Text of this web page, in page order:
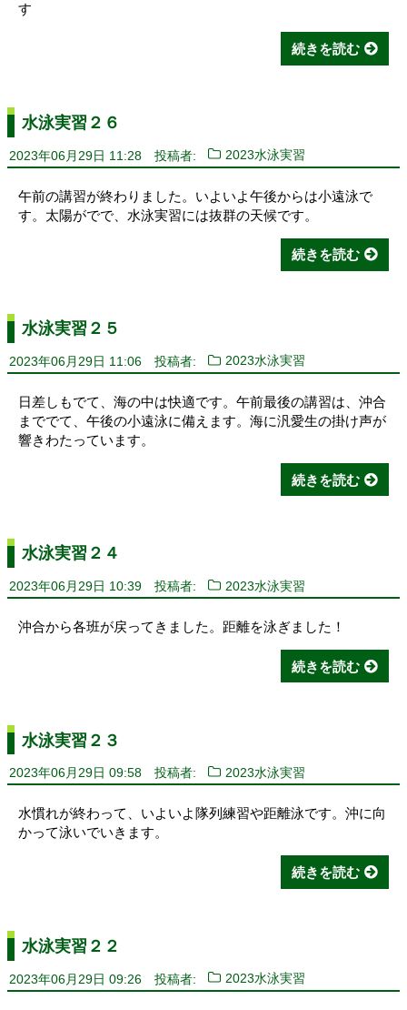
す
続きを読む
水泳実習２６
2023年06月29日 11:28 投稿者: 2023水泳実習
午前の講習が終わりました。いよいよ午後からは小遠泳で
す。太陽がでで、水泳実習には抜群の天候です。
続きを読む
水泳実習２５
2023年06月29日 11:06 投稿者: 2023水泳実習
日差しもでて、海の中は快適です。午前最後の講習は、沖合
まででて、午後の小遠泳に備えます。海に汎愛生の掛け声が
響きわたっています。
続きを読む
水泳実習２４
2023年06月29日 10:39 投稿者: 2023水泳実習
沖合から各班が戻ってきました。距離を泳ぎました！
続きを読む
水泳実習２３
2023年06月29日 09:58 投稿者: 2023水泳実習
水慣れが終わって、いよいよ隊列練習や距離泳です。沖に向
かって泳いでいきます。
続きを読む
水泳実習２２
2023年06月29日 09:26 投稿者: 2023水泳実習